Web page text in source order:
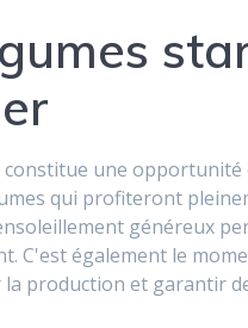
constitue une
qui profiteront
généreux
C'est également le
production et garantir